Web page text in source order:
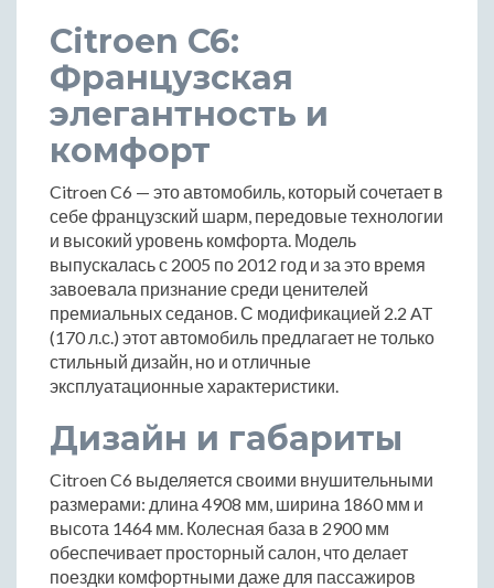
Citroen C6:
Французская
элегантность и
комфорт
Citroen C6 — это автомобиль, который сочетает в
себе французский шарм, передовые технологии
и высокий уровень комфорта. Модель
выпускалась с 2005 по 2012 год и за это время
завоевала признание среди ценителей
премиальных седанов. С модификацией 2.2 AT
(170 л.с.) этот автомобиль предлагает не только
стильный дизайн, но и отличные
эксплуатационные характеристики.
Дизайн и габариты
Citroen C6 выделяется своими внушительными
размерами: длина 4908 мм, ширина 1860 мм и
высота 1464 мм. Колесная база в 2900 мм
обеспечивает просторный салон, что делает
поездки комфортными даже для пассажиров